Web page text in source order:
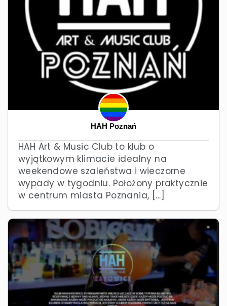
HAH Poznań
HAH Art & Music Club to klub o
wyjątkowym klimacie idealny na
weekendowe szaleństwa i wieczorne
wypady w tygodniu. Położony praktycznie
w centrum miasta Poznania, […]